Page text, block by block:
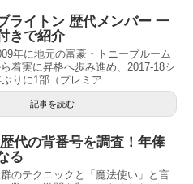
ライトン 歴代メンバー 一
きで紹介
年に地元の富豪・トニーブルーム
着実に昇格へ歩み進め、2017-18シ
りに1部（プレミア...
記事を読む
代の背番号を調査！年俸
る
のテクニックと「魔法使い」と言